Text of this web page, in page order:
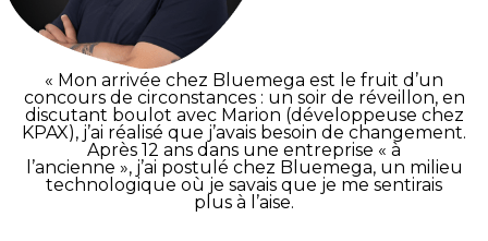
« Mon arrivée chez Bluemega est le fruit d’un
concours de circonstances : un soir de réveillon, en
discutant boulot avec Marion (développeuse chez
KPAX), j’ai réalisé que j’avais besoin de changement.
Après 12 ans dans une entreprise « à
l’ancienne », j’ai postulé chez Bluemega, un milieu
technologique où je savais que je me sentirais
plus à l’aise.